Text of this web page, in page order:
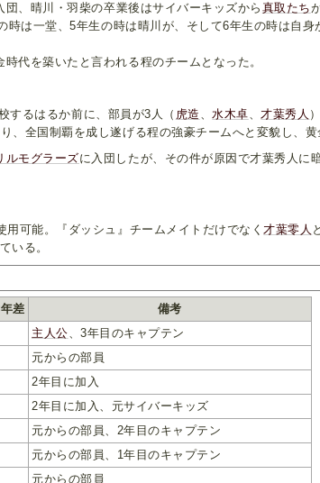
団、晴川・羽柴の卒業後はサイバーキッズから 真取たち
は一堂、5年生の時は晴川が、そして6年生の時は自身
代を築いたと言われる程のチームとなった。
するはるか前に、部員が3人（ 虎造 、水木卓、才葉秀人
、全国制覇を成し遂げる程の強豪チームへと変貌し、黄
ルモグラーズに入団したが、その件が原因で才葉秀人に
可能。『ダッシュ』チームメイトだけでなく 才葉零人 と
いる。
差
備考
主人公、3年目のキャプテン
元からの部員
2年目に加入
2年目に加入、元サイバーキッズ
元からの部員、2年目のキャプテン
元からの部員、1年目のキャプテン
元からの部員